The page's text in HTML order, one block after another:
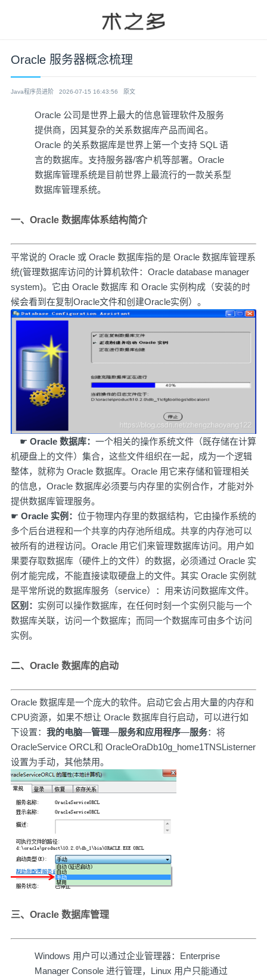
Oracle 服务器概念梳理
Java程序员进阶 2026-07-15 16:43:56 原文
Oracle 公司是世界上最大的信息管理软件及服务
提供商，因其复杂的关系数据库产品而闻名。
Oracle 的关系数据库是世界上第一个支持 SQL 语
言的数据库。支持服务器/客户机等部署。Oracle
数据库管理系统是目前世界上最流行的一款关系型
数据库管理系统。
一、Oracle 数据库体系结构简介
平常说的 Oracle 或 Oracle 数据库指的是 Oracle 数据库管理系
统(管理数据库访问的计算机软件：Oracle database manager
system)。它由 Oracle 数据库 和 Oracle 实例构成（安装的时
候会看到在复制Oracle文件和创建Oracle实例）。
☛ Oracle 数据库： 一个相关的操作系统文件（既存储在计算
机硬盘上的文件）集合，这些文件组织在一起，成为一个逻辑
整体，就称为 Oracle 数据库。Oracle 用它来存储和管理相关
的信息，Oracle 数据库必须要与内存里的实例合作，才能对外
提供数据库管理服务。
☛ Oracle 实例： 位于物理内存里的数据结构，它由操作系统的
多个后台进程和一个共享的内存池所组成。共享的内存池可以
被所有的进程访问。Oracle 用它们来管理数据库访问。用户如
果要存取数据库（硬件上的文件）的数据，必须通过 Oracle 实
例才能完成，不能直接读取硬盘上的文件。其实 Oracle 实例就
是平常所说的数据库服务（service）：用来访问数据库文件。
区别： 实例可以操作数据库，在任何时刻一个实例只能与一个
数据库关联，访问一个数据库；而同一个数据库可由多个访问
实例。
二、Oracle 数据库的启动
Oracle 数据库是一个庞大的软件。启动它会占用大量的内存和
CPU资源，如果不想让 Oracle 数据库自行启动，可以进行如
下设置： 我的电脑—管理—服务和应用程序—服务：将
OracleService ORCL和 OracleOraDb10g_home1TNSListerner
设置为手动，其他禁用。
三、Oracle 数据库管理
Windows 用户可以通过企业管理器：Enterprise
Manager Console 进行管理，Linux 用户只能通过